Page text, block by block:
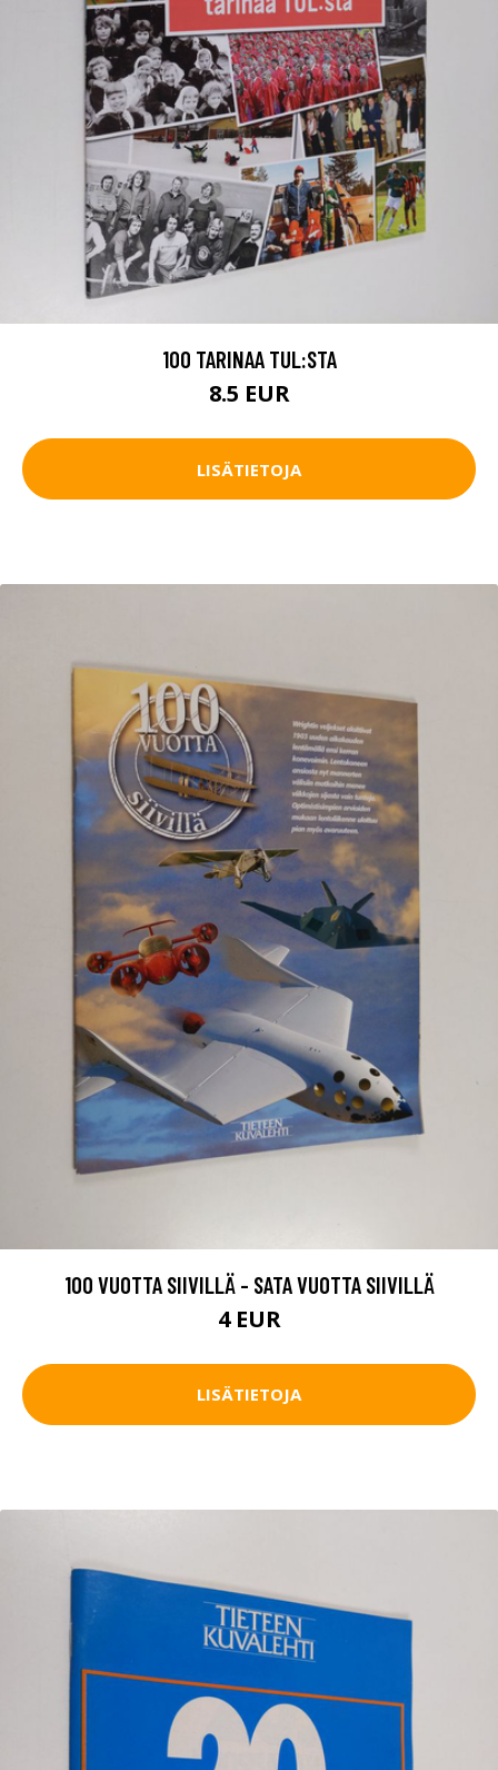
100 TARINAA TUL:STA
8.5 EUR
LISÄTIETOJA
100 VUOTTA SIIVILLÄ - SATA VUOTTA SIIVILLÄ
4 EUR
LISÄTIETOJA